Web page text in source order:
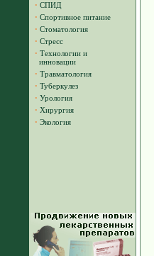
· СПИД
· Спортивное питание
· Стоматология
· Стресс
· Технологии и
инновации
· Травматология
· Туберкулез
· Урология
· Хирургия
· Экология